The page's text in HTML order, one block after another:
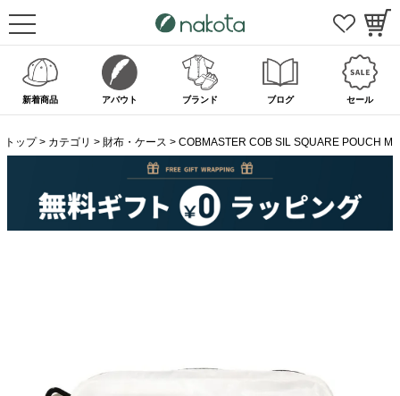
新着商品 アバウト ブランド ブログ セール
トップ カテゴリ 財布・ケース COBMASTER COB SIL SQUARE POUCH M